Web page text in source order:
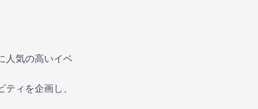
人気の高いイベ
ィを企画し、